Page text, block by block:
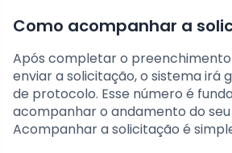
Como acompanhar a
Após completar o
enviar a solicitação, o sistema irá
de protocolo. Esse número é
acompanhar o andamento do seu
Acompanhar a solicitação é